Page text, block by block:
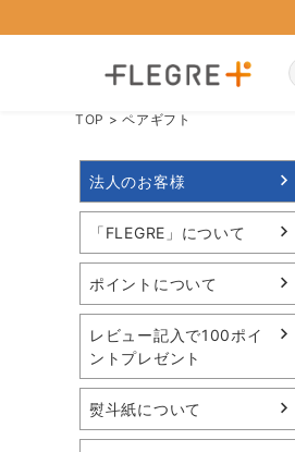
TOP ペアギフト
法人のお客様
「FLEGRE」について
ポイントについて
レビュー記入で100ポイ
ントプレゼント
熨斗紙について